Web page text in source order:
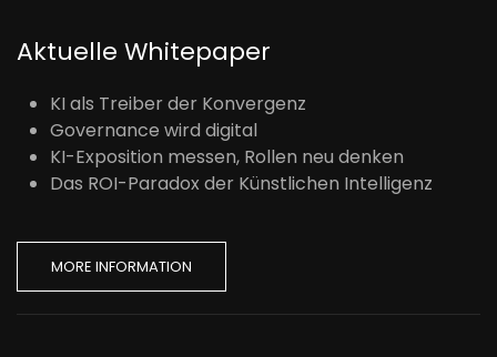
Aktuelle Whitepaper
KI als Treiber der Konvergenz
Governance wird digital
KI-Exposition messen, Rollen neu denken
Das ROI-Paradox der Künstlichen Intelligenz
MORE INFORMATION